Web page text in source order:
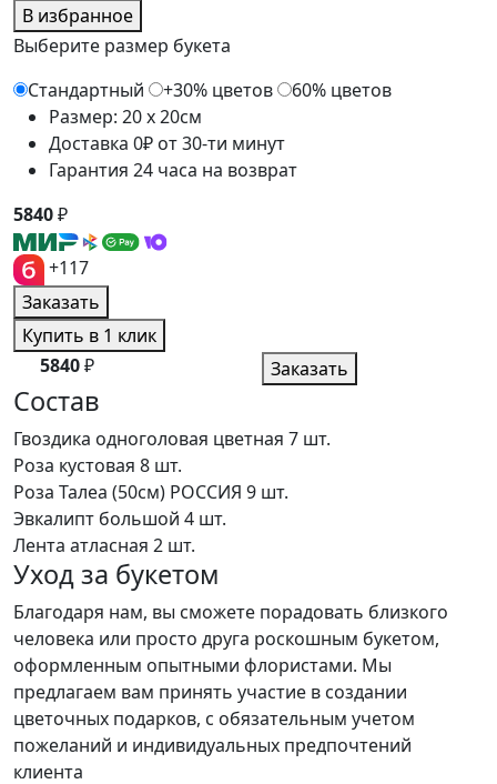
В избранное
Выберите размер букета
Стандартный
+30% цветов
60% цветов
Размер: 20 x 20см
Доставка 0₽ от 30-ти минут
Гарантия 24 часа на возврат
5840₽
+117
Заказать
Купить в 1 клик
5840₽ Заказать
Состав
Гвоздика одноголовая цветная 7 шт.
Роза кустовая 8 шт.
Роза Талеа (50см) РОССИЯ 9 шт.
Эвкалипт большой 4 шт.
Лента атласная 2 шт.
Уход за букетом
Благодаря нам, вы сможете порадовать близкого
человека или просто друга роскошным букетом,
оформленным опытными флористами. Мы
предлагаем вам принять участие в создании
цветочных подарков, с обязательным учетом
пожеланий и индивидуальных предпочтений
клиента